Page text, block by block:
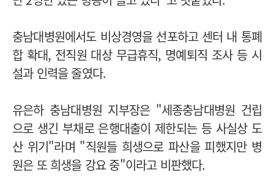
충남대병원에서도 비상경영을 선포하고 센터 내 통폐
합 확대, 전직원 대상 무급휴직, 명예퇴직 조사 등 시
설과 인력을 줄였다.
유은하 충남대병원 지부장은 "세종충남대병원 건립
으로 생긴 부채로 은행대출이 제한되는 등 사실상 도
산 위기"라며 "직원들 희생으로 파산을 피했지만 병
원은 또 희생을 강요 중"이라고 비판했다.